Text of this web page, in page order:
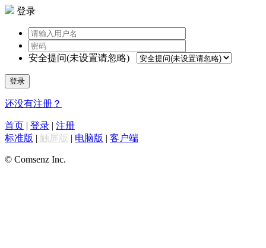
登录
安全提问(未设置请忽略)
登录
还没有注册？
首页 | 登录 | 注册
标准版 | 触屏版 | 电脑版 | 客户端
© Comsenz Inc.